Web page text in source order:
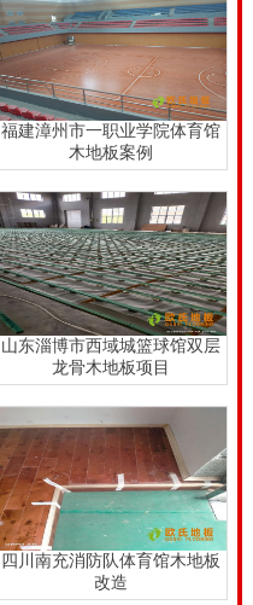
福建漳州市一职业学院体育馆
木地板案例
山东淄博市西域城篮球馆双层
龙骨木地板项目
四川南充消防队体育馆木地板
改造